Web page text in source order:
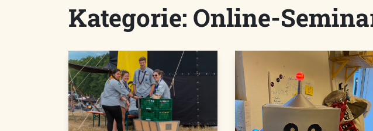
Kategorie: Online-